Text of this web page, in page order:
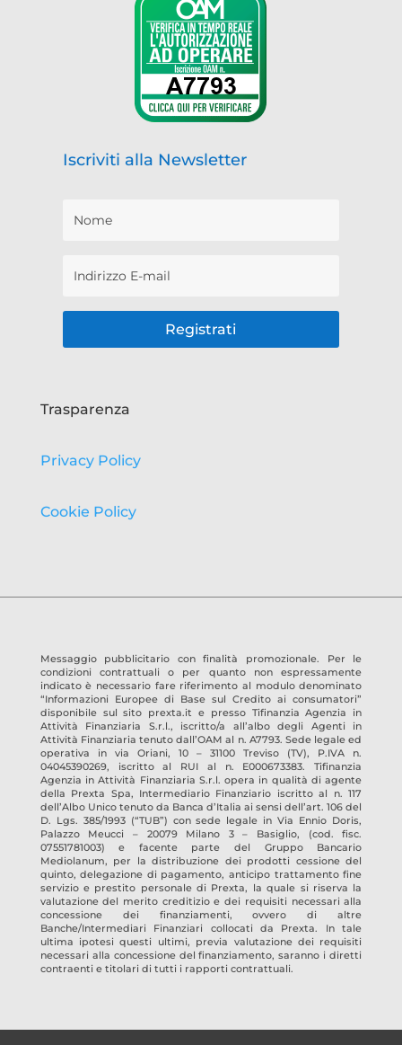
Iscriviti alla Newsletter
Registrati
Trasparenza
Privacy Policy
Cookie Policy
Messaggio pubblicitario con finalità promozionale. Per le
condizioni contrattuali o per quanto non espressamente
indicato è necessario fare riferimento al modulo denominato
“Informazioni Europee di Base sul Credito ai consumatori”
disponibile sul sito prexta.it e presso Tifinanzia Agenzia in
Attività Finanziaria S.r.l., iscritto/a all’albo degli Agenti in
Attività Finanziaria tenuto dall’OAM al n. A7793. Sede legale ed
operativa in via Oriani, 10 – 31100 Treviso (TV), P.IVA n.
04045390269, iscritto al RUI al n. E000673383.Tifinanzia
Agenzia in Attività Finanziaria S.r.l. opera in qualità di agente
della Prexta Spa, Intermediario Finanziario iscritto al n. 117
dell’Albo Unico tenuto da Banca d’Italia ai sensi dell’art. 106 del
D. Lgs. 385/1993 (“TUB”) con sede legale in Via Ennio Doris,
Palazzo Meucci – 20079 Milano 3 – Basiglio, (cod. fisc.
07551781003) e facente parte del Gruppo Bancario
Mediolanum, per la distribuzione dei prodotti cessione del
quinto, delegazione di pagamento, anticipo trattamento fine
servizio e prestito personale di Prexta, la quale si riserva la
valutazione del merito creditizio e dei requisiti necessari alla
concessione dei finanziamenti, ovvero di altre
Banche/Intermediari Finanziari collocati da Prexta. In tale
ultima ipotesi questi ultimi, previa valutazione dei requisiti
necessari alla concessione del finanziamento, saranno i diretti
contraenti e titolari di tutti i rapporti contrattuali.